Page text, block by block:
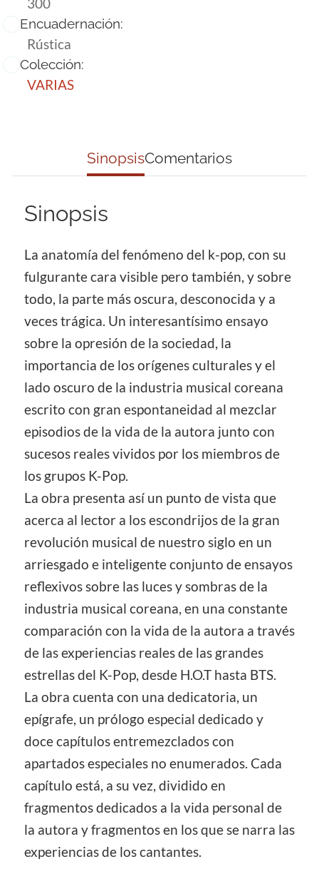
300
Encuadernación:
Rústica
Colección:
VARIAS
SinopsisComentarios
Sinopsis
La anatomía del fenómeno del k-pop, con su
fulgurante cara visible pero también, y sobre
todo, la parte más oscura, desconocida y a
veces trágica. Un interesantísimo ensayo
sobre la opresión de la sociedad, la
importancia de los orígenes culturales y el
lado oscuro de la industria musical coreana
escrito con gran espontaneidad al mezclar
episodios de la vida de la autora junto con
sucesos reales vividos por los miembros de
los grupos K-Pop.
La obra presenta así un punto de vista que
acerca al lector a los escondrijos de la gran
revolución musical de nuestro siglo en un
arriesgado e inteligente conjunto de ensayos
reflexivos sobre las luces y sombras de la
industria musical coreana, en una constante
comparación con la vida de la autora a través
de las experiencias reales de las grandes
estrellas del K-Pop, desde H.O.T hasta BTS.
La obra cuenta con una dedicatoria, un
epígrafe, un prólogo especial dedicado y
doce capítulos entremezclados con
apartados especiales no enumerados. Cada
capítulo está, a su vez, dividido en
fragmentos dedicados a la vida personal de
la autora y fragmentos en los que se narra las
experiencias de los cantantes.